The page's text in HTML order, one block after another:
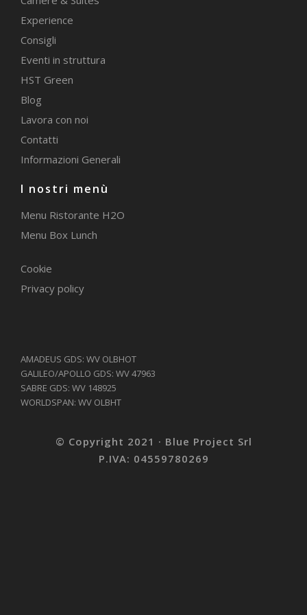
Experience
Consigli
Eventi in struttura
HST Green
Blog
Lavora con noi
Contatti
Informazioni Generali
I nostri menù
Menu Ristorante H2O
Menu Box Lunch
Cookie
Privacy policy
AMADEUS GDS: WV OLBHOT
GALILEO/APOLLO GDS: WV 47963
SABRE GDS: WV 148925
WORLDSPAN: WV OLBHT
© Copyright 2021 · Blue Project Srl
P.IVA: 04559780269